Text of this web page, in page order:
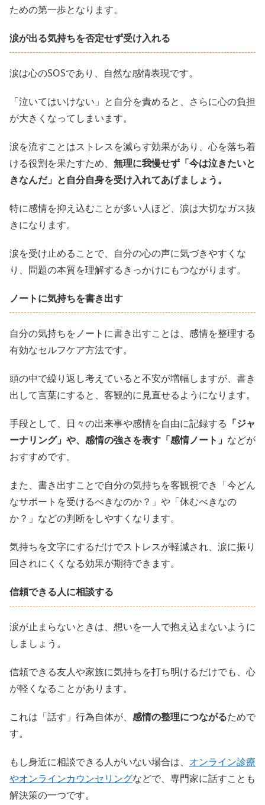
ための第一歩となります。
涙が出る気持ちを否定せず受け入れる
涙は心のSOSであり、自然な感情表現です。
「泣いてはいけない」と自分を責めると、さらに心の負担
が大きくなってしまいます。
涙を流すことはストレスを減らす効果があり、心を落ち着
ける役割を果たすため、 無理に我慢せず「今は泣きたいと
きなんだ」と自分自身を受け入れてあげましょう。
特に感情を抑え込むことが多い人ほど、涙は大切なガス抜
きになります。
涙を受け止めることで、自分の心の声に気づきやすくな
り、問題の本質を理解するきっかけにもつながります。
ノートに気持ちを書き出す
自分の気持ちをノートに書き出すことは、感情を整理する
有効なセルフケア方法です。
頭の中で繰り返し考えていると不安が増幅しますが、書き
出して言葉にすると、客観的に見直せるようになります。
手段として、日々の出来事や感情を自由に記録する 「ジャ
ーナリング」や、感情の強さを表す「感情ノート」 などが
おすすめです。
また、書き出すことで自分の気持ちを客観視でき「今どん
なサポートを受けるべきなのか？」や「休むべきなの
か？」などの判断をしやすくなります。
気持ちを文字にするだけでストレスが軽減され、涙に振り
回されにくくなる効果が期待できます。
信頼できる人に相談する
涙が止まらないときは、想いを一人で抱え込まないように
しましょう。
信頼できる友人や家族に気持ちを打ち明けるだけでも、心
が軽くなることがあります。
これは「話す」行為自体が、 感情の整理につながるためで
す。
もし身近に相談できる人がいない場合は、 オンライン診療
やオンラインカウンセリングなどで、専門家に話すことも
解決策の一つです。